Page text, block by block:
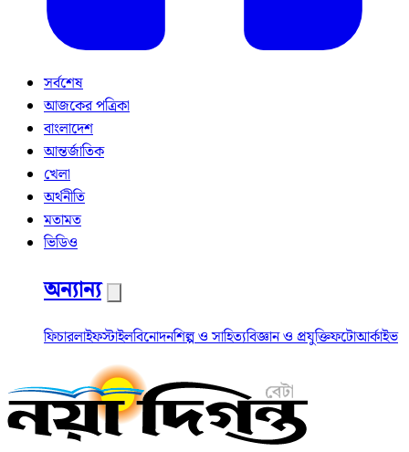
সর্বশেষ
আজকের পত্রিকা
বাংলাদেশ
আন্তর্জাতিক
খেলা
অর্থনীতি
মতামত
ভিডিও
অন্যান্য
ফিচারলাইফস্টাইলবিনোদনশিল্প ও সাহিত্যবিজ্ঞান ও প্রযুক্তিফটোআর্কাইভ